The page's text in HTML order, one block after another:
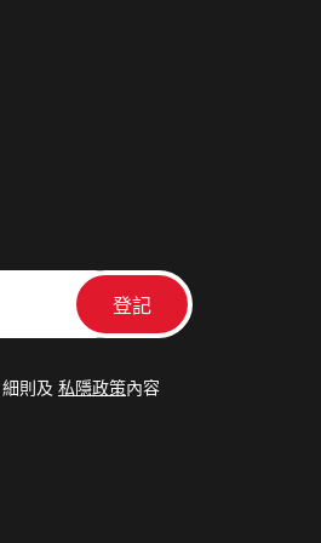
細則及 私隱政策內容